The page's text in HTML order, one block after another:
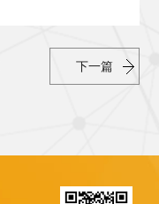
下一篇